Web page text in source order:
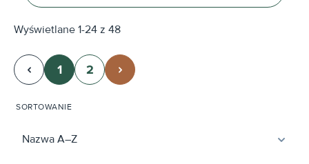
Wyświetlane 1-24 z 48
Strona
1 Strona
2
SORTOWANIE